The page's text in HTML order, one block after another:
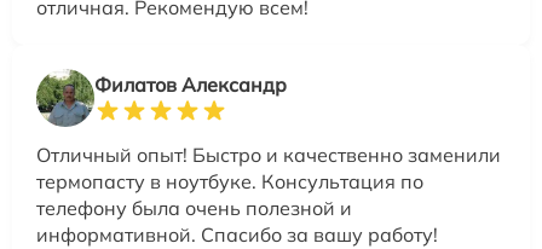
отличная. Рекомендую всем!
Филатов Александр
Отличный опыт! Быстро и качественно заменили
термопасту в ноутбуке. Консультация по
телефону была очень полезной и
информативной. Спасибо за вашу работу!